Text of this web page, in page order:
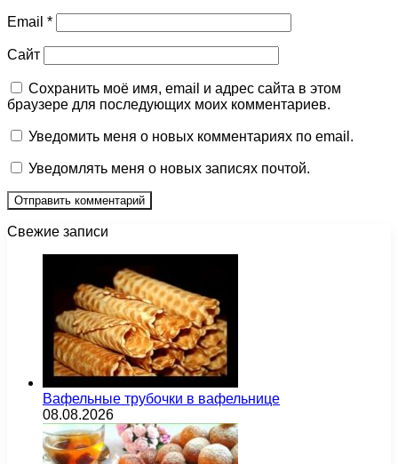
Email *
Сайт
Сохранить моё имя, email и адрес сайта в этом
браузере для последующих моих комментариев.
Уведомить меня о новых комментариях по email.
Уведомлять меня о новых записях почтой.
Свежие записи
Вафельные трубочки в вафельнице
08.08.2026